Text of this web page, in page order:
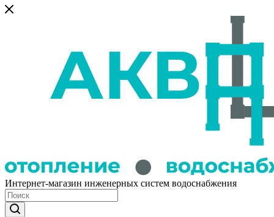
Интернет-магазин инженерных систем водоснабжения